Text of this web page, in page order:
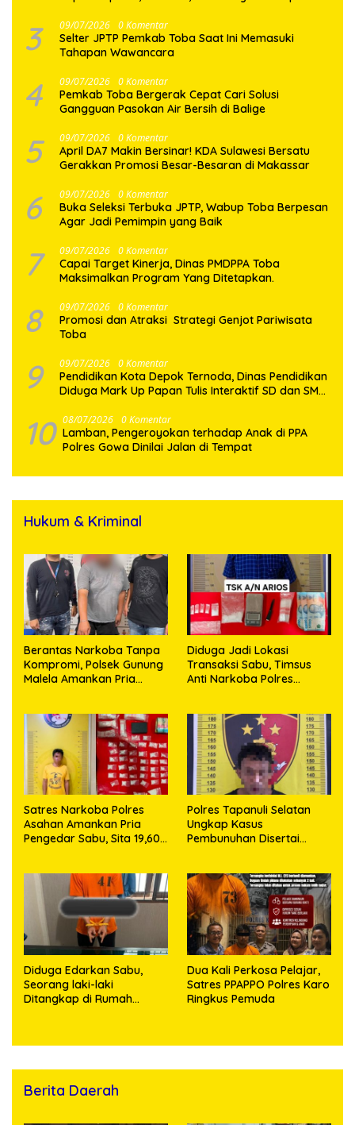
3 09/07/2026 0 Komentar
Selter JPTP Pemkab Toba Saat Ini Memasuki
Tahapan Wawancara
4 09/07/2026 0 Komentar
Pemkab Toba Bergerak Cepat Cari Solusi
Gangguan Pasokan Air Bersih di Balige
5 09/07/2026 0 Komentar
April DA7 Makin Bersinar! KDA Sulawesi Bersatu
Gerakkan Promosi Besar-Besaran di Makassar
6 09/07/2026 0 Komentar
Buka Seleksi Terbuka JPTP, Wabup Toba Berpesan
Agar Jadi Pemimpin yang Baik
7 09/07/2026 0 Komentar
Capai Target Kinerja, Dinas PMDPPA Toba
Maksimalkan Program Yang Ditetapkan.
8 09/07/2026 0 Komentar
Promosi dan Atraksi Strategi Genjot Pariwisata
Toba
9 09/07/2026 0 Komentar
Pendidikan Kota Depok Ternoda, Dinas Pendidikan
Diduga Mark Up Papan Tulis Interaktif SD dan SMP
10 08/07/2026 0 Komentar
Lamban, Pengeroyokan terhadap Anak di PPA
Polres Gowa Dinilai Jalan di Tempat
Hukum & Kriminal
Berantas Narkoba Tanpa
Kompromi, Polsek Gunung
Malela Amankan Pria
Diduga Jadi Lokasi
Transaksi Sabu, Timsus
Anti Narkoba Polres
63,67 Gram Sabu
Satres Narkoba Polres
Asahan Amankan Pria
Pengedar Sabu, Sita 19,60
Polres Tapanuli Selatan
Ungkap Kasus
Pembunuhan Disertai
Ditangkap
Diduga Edarkan Sabu,
Seorang laki-laki
Ditangkap di Rumah
Dua Kali Perkosa Pelajar,
Satres PPAPPO Polres Karo
Ringkus Pemuda
Berita Daerah